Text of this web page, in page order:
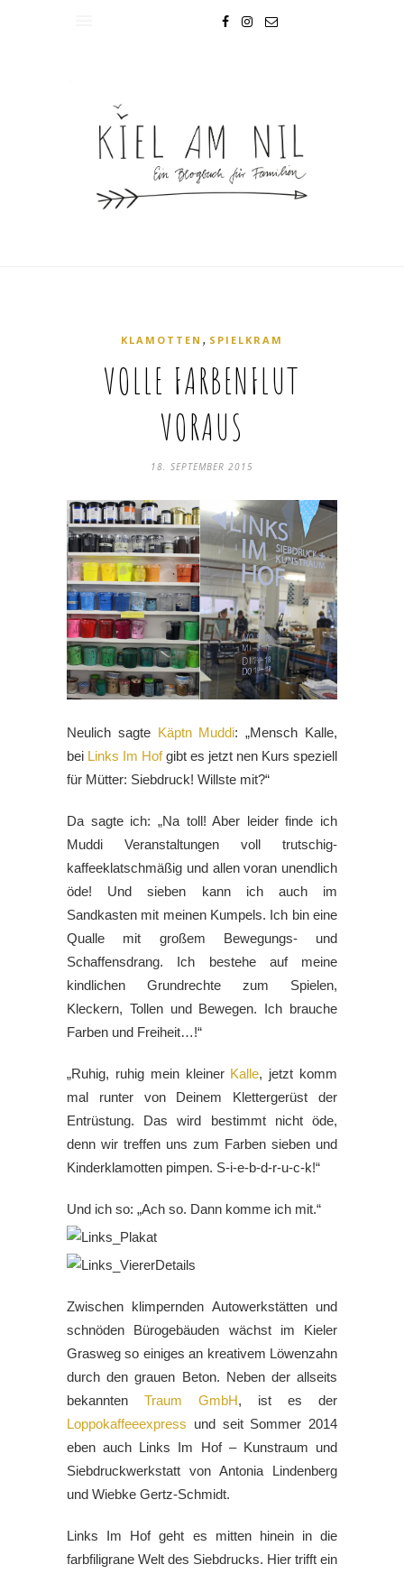
KLAMOTTEN , SPIELKRAM
VOLLE FARBENFLUT
VORAUS
18. SEPTEMBER 2015
Neulich sagte Käptn Muddi: „Mensch Kalle,
bei Links Im Hofgibt es jetzt nen Kurs speziell
für Mütter: Siebdruck! Willste mit?“
Da sagte ich: „Na toll! Aber leider finde ich
Muddi Veranstaltungen voll trutschig-
kaffeeklatschmäßig und allen voran unendlich
öde! Und sieben kann ich auch im
Sandkasten mit meinen Kumpels. Ich bin eine
Qualle mit großem Bewegungs- und
Schaffensdrang. Ich bestehe auf meine
kindlichen Grundrechte zum Spielen,
Kleckern, Tollen und Bewegen. Ich brauche
Farben und Freiheit…!“
„Ruhig, ruhig mein kleiner Kalle, jetzt komm
mal runter von Deinem Klettergerüst der
Entrüstung. Das wird bestimmt nicht öde,
denn wir treffen uns zum Farben sieben und
Kinderklamotten pimpen. S-i-e-b-d-r-u-c-k!“
Und ich so: „Ach so. Dann komme ich mit.“
Zwischen klimpernden Autowerkstätten und
schnöden Bürogebäuden wächst im Kieler
Grasweg so einiges an kreativem Löwenzahn
durch den grauen Beton. Neben der allseits
bekannten Traum GmbH, ist es der
Loppokaffeeexpress und seit Sommer 2014
eben auch Links Im Hof – Kunstraum und
Siebdruckwerkstatt von Antonia Lindenberg
und Wiebke Gertz-Schmidt.
Links Im Hof geht es mitten hinein in die
farbfiligrane Welt des Siebdrucks. Hier trifft ein